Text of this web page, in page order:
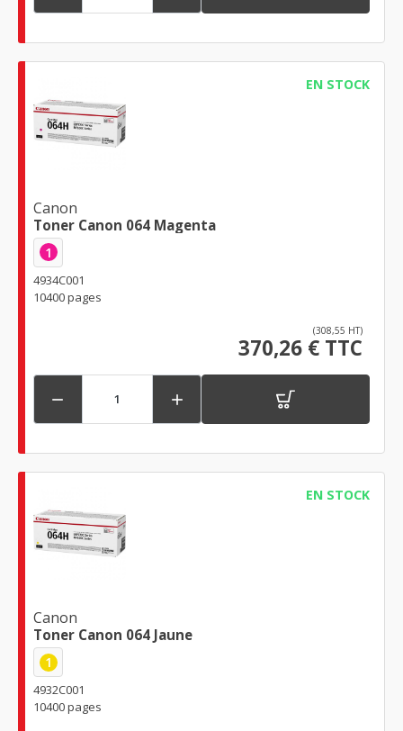
EN STOCK
Canon
Toner Canon 064 Magenta
1
4934C001
10400 pages
(308,55 HT)
370,26 € TTC
 
EN STOCK
Canon
Toner Canon 064 Jaune
1
4932C001
10400 pages